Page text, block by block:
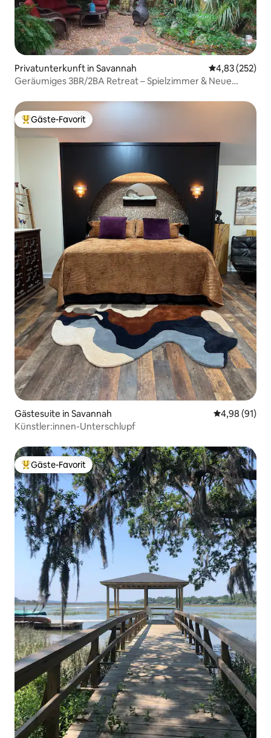
Privatunterkunft in Savannah
4,83 (252)
Geräumiges 3BR/2BA Retreat – Spielzimmer & Neue
Beliebter Gäste-Favorit.
Gäste-Favorit
Gästesuite in Savannah
4,98 (91)
Künstler:innen-Unterschlupf
Beliebter Gäste-Favorit.
Gäste-Favorit